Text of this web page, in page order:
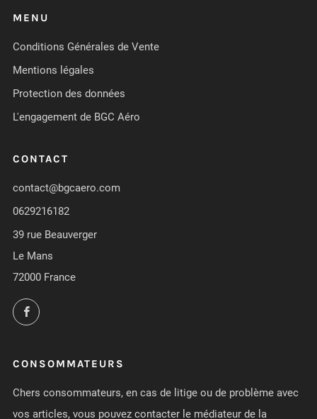
MENU
Conditions Générales de Vente
Mentions légales
Protection des données
L'engagement de BGC Aéro
CONTACT
contact@bgcaero.com
0629216182
39 rue Beauverger
Le Mans
72000 France
Facebook
CONSOMMATEURS
Chers consommateurs, en cas de litige ou de problème avec
vos articles, vous pouvez contacter le médiateur de la